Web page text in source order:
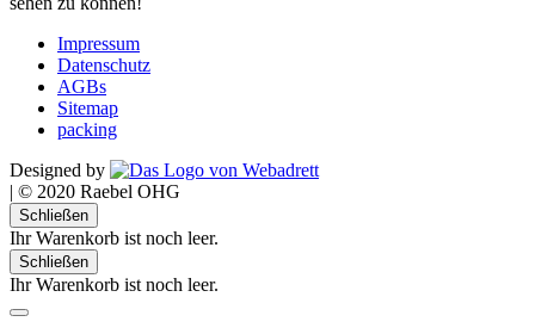
Impressum
Datenschutz
AGBs
Sitemap
packing
Designed by
| © 2020 Raebel OHG
Schließen
Ihr Warenkorb ist noch leer.
Schließen
Ihr Warenkorb ist noch leer.